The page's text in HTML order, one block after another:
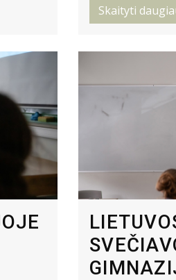
Skaityti